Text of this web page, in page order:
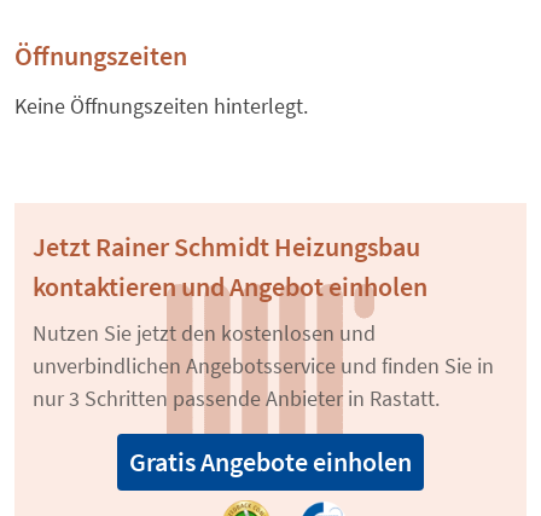
Öffnungszeiten
Keine Öffnungszeiten hinterlegt.
Jetzt Rainer Schmidt Heizungsbau
kontaktieren und Angebot einholen
Nutzen Sie jetzt den kostenlosen und
unverbindlichen Angebotsservice und finden Sie in
nur 3 Schritten passende Anbieter in Rastatt.
Gratis Angebote einholen